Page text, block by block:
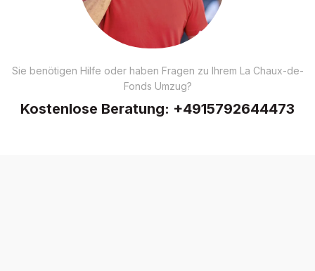
Sie benötigen Hilfe oder haben Fragen zu Ihrem La Chaux-de-
Fonds Umzug?
Kostenlose Beratung: +4915792644473